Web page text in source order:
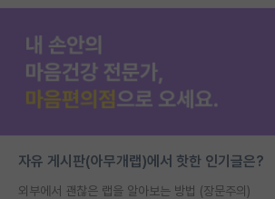
자유 게시판(아무개랩)에서 핫한 인기글은?
외부에서 괜찮은 랩을 알아보는 방법 (장문주의)